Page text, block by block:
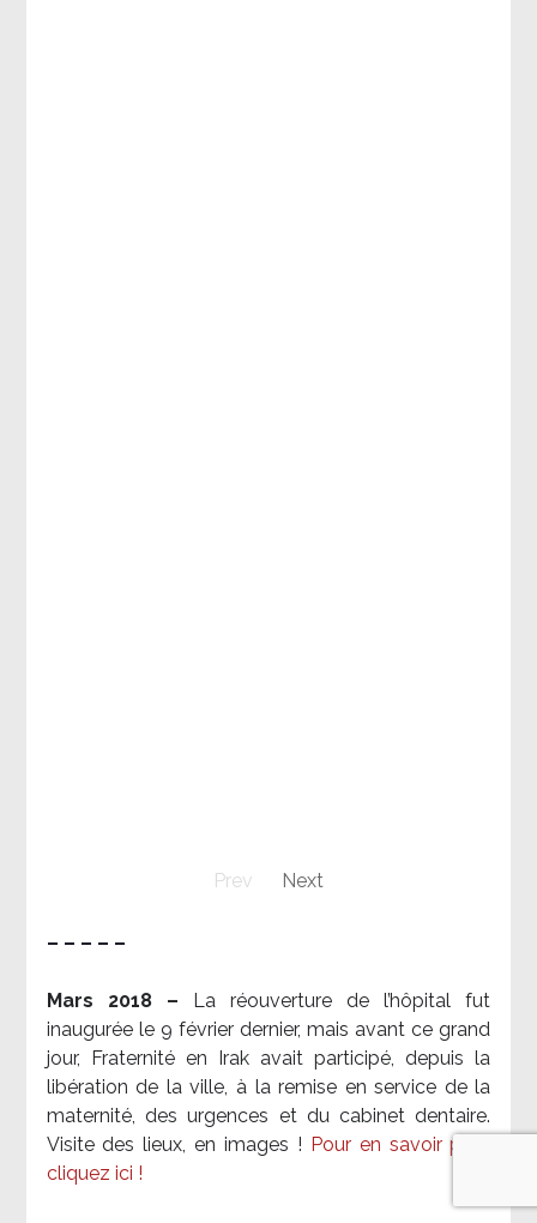
Prev Next
– – – – –
Mars 2018 –
La réouverture de l’hôpital fut
inaugurée le 9 février dernier, mais avant ce grand
jour, Fraternité en Irak avait participé, depuis la
libération de la ville, à la remise en service de la
maternité, des urgences et du cabinet dentaire.
Visite des lieux, en images ! Pour en savoir plus,
cliquez ici !